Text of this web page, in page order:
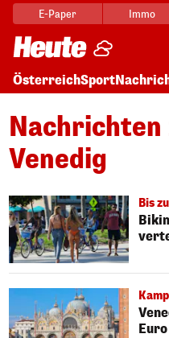
E-Paper Immo
ÖsterreichSport
Nachrichten
Venedig
Bis